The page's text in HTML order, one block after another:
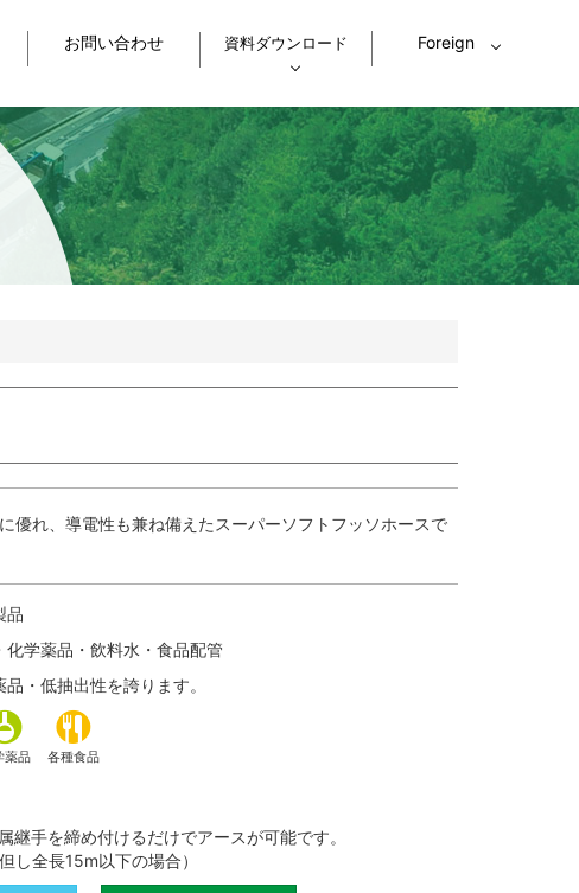
カタログを見る
ホース取扱注意事項
品質や環境への取り組み
ISOの取り組み JIS規格について
お問い合わせ 資料ダウンロード
プリングホース
スーパートムフレックスホース
アーホース
スーパーウォーターホース
ッソeasyホース
MEGAバイオサンブレ―ホース
ードホース
コイル
ファミリー
余水管
Foreign
Vetnam
優れ、導電性も兼ね備えたスーパーソフトフッソホースで
品
化学薬品・飲料水・食品配管
・低抽出性を誇ります。
薬品 各種食品
手を締め付けるだけでアースが可能です。
し全長15m以下の場合）